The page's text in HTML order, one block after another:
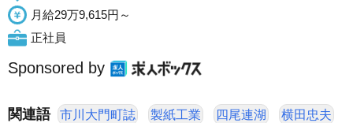
月給29万9,615円～
正社員
Sponsored by
関連語 市川大門町誌 製紙工業 四尾連湖 横田忠夫